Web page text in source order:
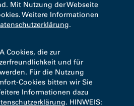
Mit Nutzung der Webseite
Weitere Informationen
.
Cookies, die zur
und für
Für die Nutzung
Cookies bitten wir Sie
Informationen dazu
. HINWEIS: